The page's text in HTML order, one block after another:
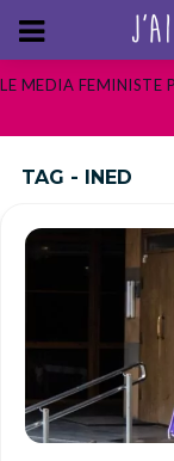
LE MEDIA FEMINISTE
TAG - INED